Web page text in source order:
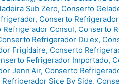
Sub Zero, Conserto
, Conserto
Refrigerador Consul, Conserto
Refrigerador Dulex,
Frigidaire, Conserto
Refrigerador Importado,
Jenn Air, Conserto
Side By Side,